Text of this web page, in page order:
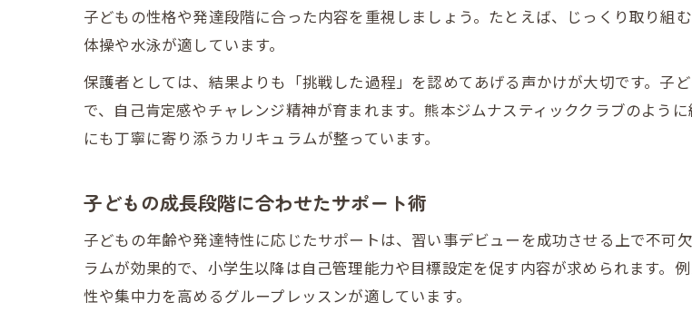
子どもの性格や発達段階に合った内容を重視しましょう。たとえば、じっくり取り組
体操や水泳が適しています。
保護者としては、結果よりも「挑戦した過程」を認めてあげる声かけが大切です。子
で、自己肯定感やチャレンジ精神が育まれます。熊本ジムナスティッククラブのよう
にも丁寧に寄り添うカリキュラムが整っています。
子どもの成長段階に合わせたサポート術
子どもの年齢や発達特性に応じたサポートは、習い事デビューを成功させる上で不可
ラムが効果的で、小学生以降は自己管理能力や目標設定を促す内容が求められます。
性や集中力を高めるグループレッスンが適しています。